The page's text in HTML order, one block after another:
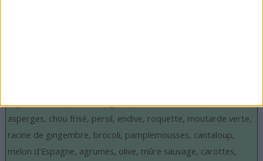
asperges, chou frisé, persil, endive, roquette, moutarde verte,
racine de gingembre, brocoli, pamplemousses, cantaloup,
melon d'Espagne, agrumes, olive, mûre sauvage, carottes,